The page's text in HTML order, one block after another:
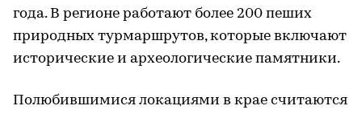
года. В регионе работают более 200 пеших
природных турмаршрутов, которые включают
исторические и археологические памятники.
Полюбившимися локациями в крае считаются